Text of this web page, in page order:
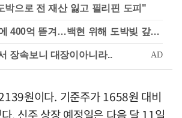
박으로 전 재산 잃고 필리핀 도피"
차가원 "MC몽에 400억 뜯겨…백현 위해 도박빚 갚아줘"
원이다. 기준주가 1658원 대비
. 신주 상장 예정일은 다음 달 11일